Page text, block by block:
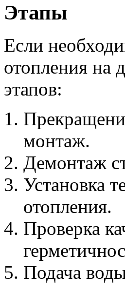
Этапы
Если
отопления на
этапов:
монтаж.
Демонтаж
Установка
отопления.
Проверка
Подача